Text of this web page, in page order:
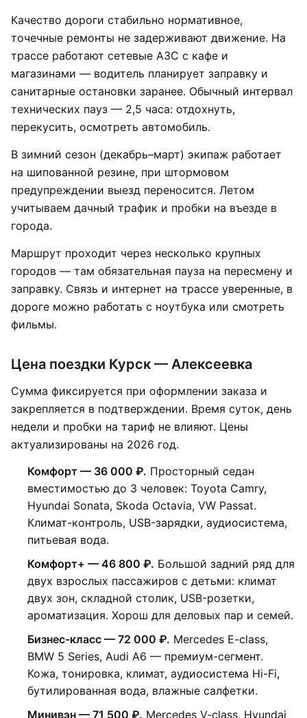
Качество дороги стабильно нормативное,
точечные ремонты не задерживают движение. На
трассе работают сетевые АЗС с кафе и
магазинами — водитель планирует заправку и
санитарные остановки заранее. Обычный интервал
технических пауз — 2,5 часа: отдохнуть,
перекусить, осмотреть автомобиль.
В зимний сезон (декабрь–март) экипаж работает
на шипованной резине, при штормовом
предупреждении выезд переносится. Летом
учитываем дачный трафик и пробки на въезде в
города.
Маршрут проходит через несколько крупных
городов — там обязательная пауза на пересмену и
заправку. Связь и интернет на трассе уверенные, в
дороге можно работать с ноутбука или смотреть
фильмы.
Цена поездки Курск — Алексеевка
Сумма фиксируется при оформлении заказа и
закрепляется в подтверждении. Время суток, день
недели и пробки на тариф не влияют. Цены
актуализированы на 2026 год.
Комфорт — 36 000 ₽. Просторный седан
вместимостью до 3 человек: Toyota Camry,
Hyundai Sonata, Skoda Octavia, VW Passat.
Климат-контроль, USB-зарядки, аудиосистема,
питьевая вода.
Комфорт+ — 46 800 ₽. Большой задний ряд для
двух взрослых пассажиров с детьми: климат
двух зон, складной столик, USB-розетки,
ароматизация. Хорош для деловых пар и семей.
Бизнес-класс — 72 000 ₽. Mercedes E-class,
BMW 5 Series, Audi A6 — премиум-сегмент.
Кожа, тонировка, климат, аудиосистема Hi-Fi,
бутилированная вода, влажные салфетки.
Минивэн — 71 500 ₽. Mercedes V-class, Hyundai